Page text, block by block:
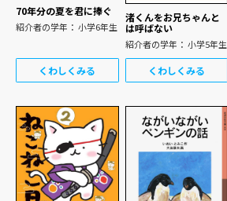
70年分の夏を君に捧ぐ
紹介者の学年： 小学6年生
くわしくみる
渚くんをお兄ちゃんと
は呼ばない
紹介者の学年： 小学5年生
くわしくみる